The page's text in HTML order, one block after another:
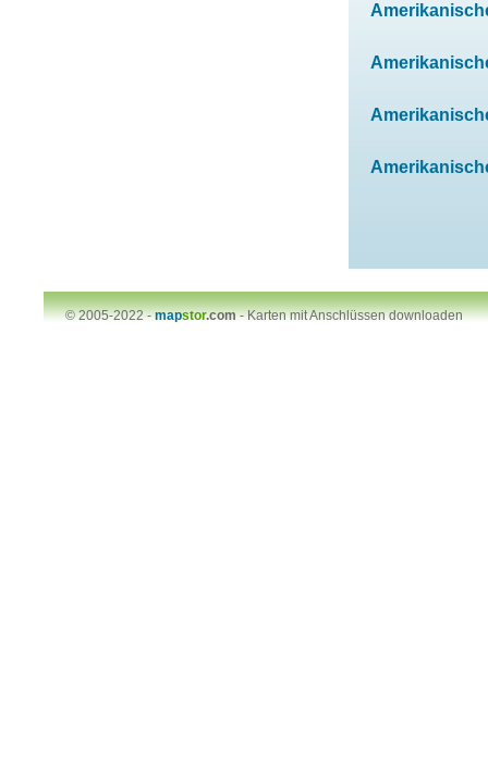
© 2005-2022 -mapstor.com-Karten mit Anschlüssen downloaden